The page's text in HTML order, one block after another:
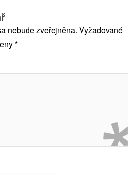
nebude zveřejněna. Vyžadované
*